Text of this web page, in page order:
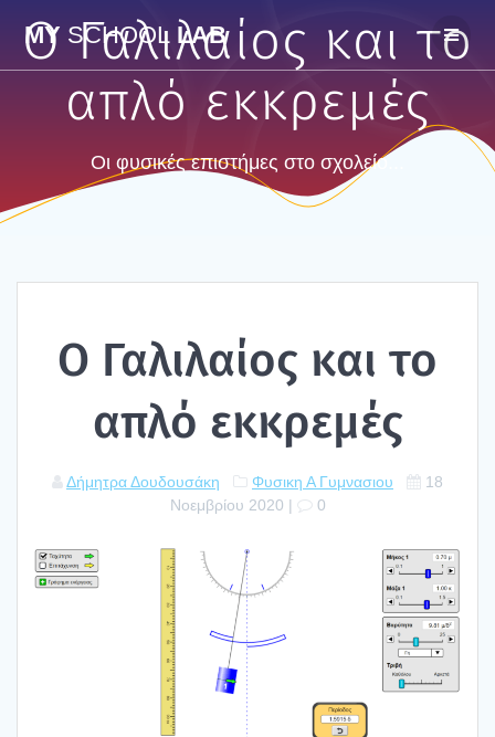
to
content
MY SCHOOL LAB
O Γαλιλαίος και το
απλό εκκρεμές
Οι φυσικές επιστήμες στο σχολείο...
O Γαλι­λαί­ος και το
απλό εκκρε­μές
Δήμητρα Δουδουσάκη Φυσικη Α Γυμνασιου
18
Νοεμβρίου 2020 | 0